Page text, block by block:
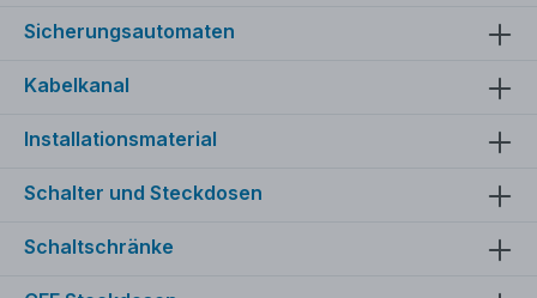
Sicherungsautomaten
Kabelkanal
Installationsmaterial
Schalter und Steckdosen
Schaltschränke